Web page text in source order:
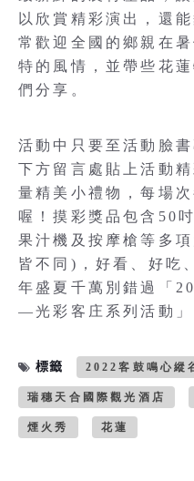
以欣賞精彩演出，還
常歡迎全國的鄉親在
特的風情，並帶些花
們分享。
活動中只要至活動臉
下方留言處貼上活動
量精美小禮物，每場
喔！摸彩獎品包含50
果汁機及按摩槍等多
皆不同)，好看、好吃
年盛夏千萬別錯過「
—光彩客庄系列活動」
標籤 2022客鼓鳴心縱
瑞穗天合國際觀光酒店
煙火秀 花蓮